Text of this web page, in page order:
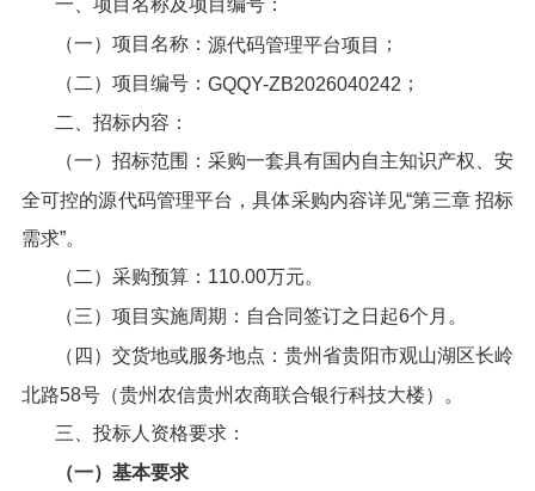
一、项目名称及项目编号：
（一）项目名称： 源代码管理平台项目
；
（二）项目编号： GQQY-ZB2026040242 ；
二、招标内容：
（一）招标范围：采购一套具有国内自主知识产权、安
全可控的源代码管理平台，具体采购内容详见“第三章 招标
需求”。
（二）采购预算：110.00万元。
（三）项目实施周期：自合同签订之日起6个月。
（四）交货地或服务地点：贵州省贵阳市观山湖区长岭
北路58号（贵州农信贵州农商联合银行科技大楼）。
三、投标人资格要求：
（一）基本要求